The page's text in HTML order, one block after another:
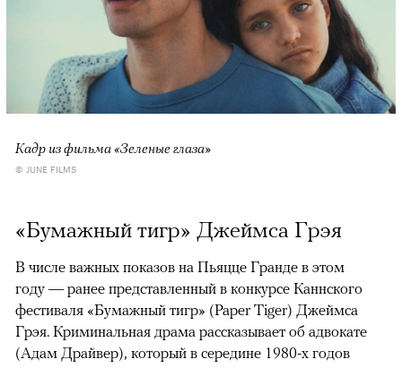
Кадр из фильма «Зеленые глаза»
© JUNE FILMS
«Бумажный тигр» Джеймса Грэя
В числе важных показов на Пьяцце Гранде в этом
году — ранее представленный в конкурсе Каннского
фестиваля «Бумажный тигр» (Paper Tiger) Джеймса
Грэя. Криминальная драма рассказывает об адвокате
(Адам Драйвер), который в середине 1980-х годов